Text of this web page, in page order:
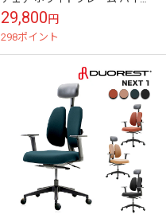
ック オフィスチェア パソコンチ
ェア キャスター付き 肘付き...
29,800円
298ポイント